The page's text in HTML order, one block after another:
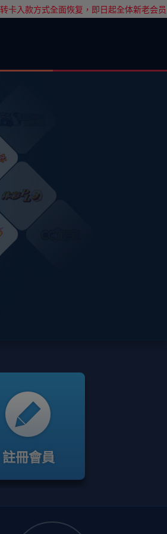
卡入款方式全面恢复，即日起全体新老会
註冊會員